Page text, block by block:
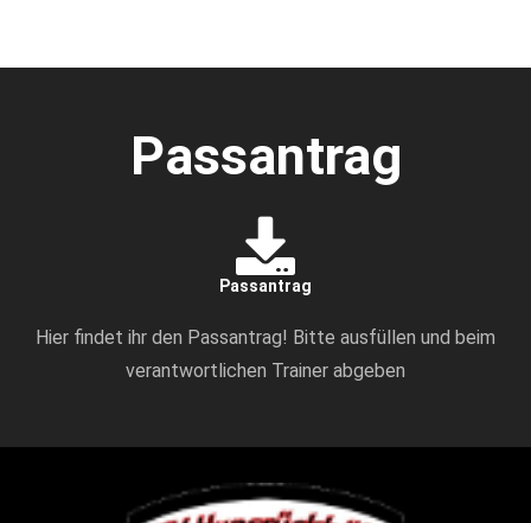
Passantrag
Passantrag
Hier findet ihr den Passantrag! Bitte ausfüllen und beim
verantwortlichen Trainer abgeben